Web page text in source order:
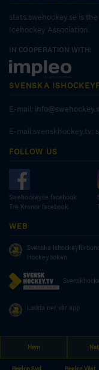
Hem
stats.swehockey.se is
Icehockey Association.
IN COOPERATION WITH:
SVENSKA
E-mail:
E-mail:svenskhockey.tv:
FOLLOW US
Swehockeyse facebook
Tre Kronor facebook
WEB
Svenska
Hockeyboken
Ladda ner vår app